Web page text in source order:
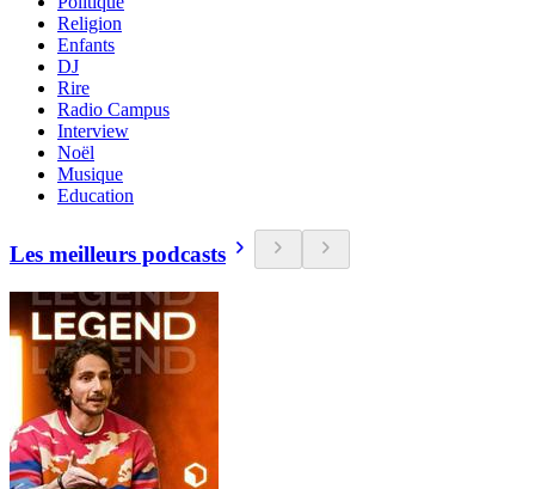
Religion
Enfants
DJ
Rire
Radio Campus
Interview
Noël
Musique
Education
Les meilleurs podcasts